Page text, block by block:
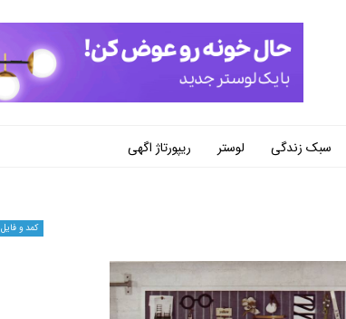
سبک زندگی لوستر ریپورتاژ اگهی
کمد و فایل